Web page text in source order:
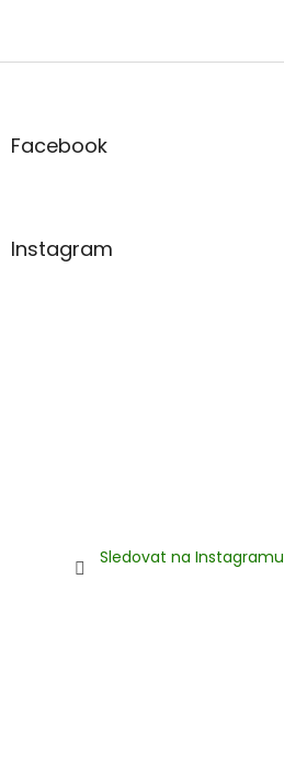
Z
aFacebook
Instagram
Sledovat na Instagramu